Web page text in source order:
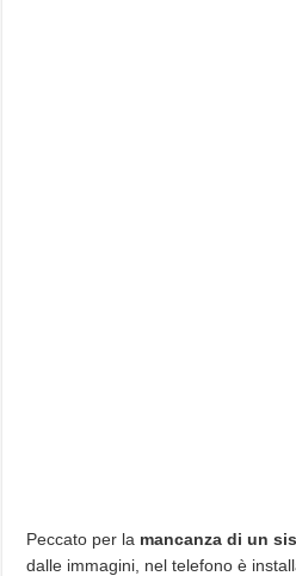
Peccato per la mancanza di un
dalle immagini, nel telefono è